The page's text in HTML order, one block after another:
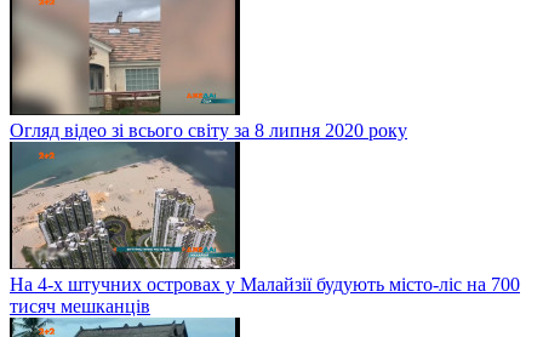
Огляд відео зі всього світу за 8 липня 2020 року
На 4-х штучних островах у Малайзії будують місто-ліс на 700
тисяч мешканців